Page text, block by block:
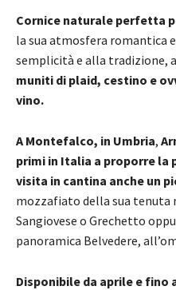
Cornice naturale perfetta
la sua atmosfera romantica
semplicità e alla tradizione,
muniti di plaid, cestino e
vino.
A Montefalco, in Umbria,
primi in Italia a proporre la
visita in cantina anche un
mozzafiato della sua tenuta
Sangiovese o Grechetto
panoramica Belvedere,
Disponibile da aprile e fino